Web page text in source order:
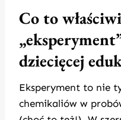
Co to
dziecięcej
Eksperyment to nie
chemikaliów w